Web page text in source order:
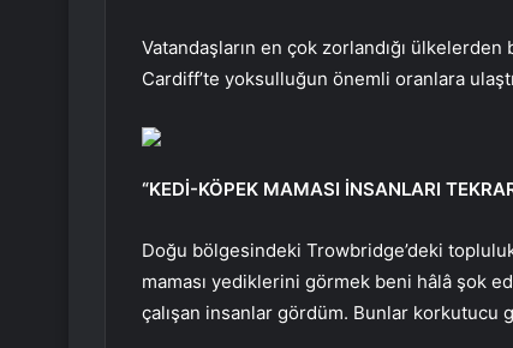
Vatandaşların en çok zorlandığı
Cardiff’te yoksulluğun önemli oranlara
“KEDİ-KÖPEK MAMASI İNSANLARI
Doğu bölgesindeki Trowbridge’deki
maması yediklerini görmek beni hâlâ şok
çalışan insanlar gördüm. Bunlar korkutucu